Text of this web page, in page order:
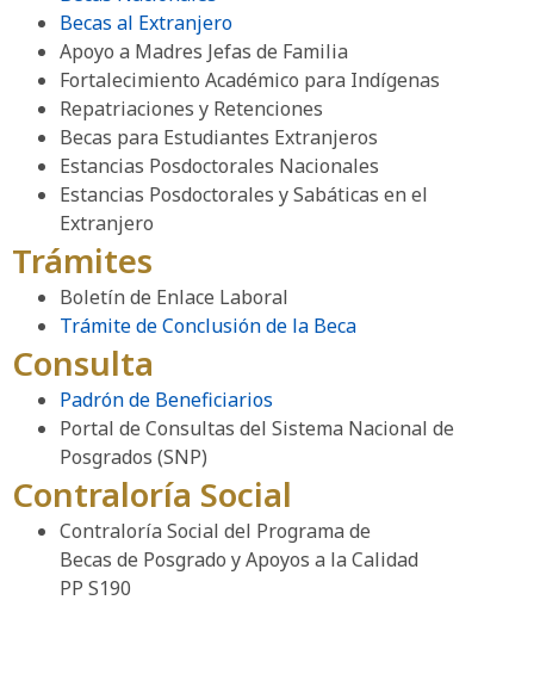
Becas al Extranjero
Apoyo a Madres Jefas de Familia
Fortalecimiento Académico para Indígenas
Repatriaciones y Retenciones
Becas para Estudiantes Extranjeros
Estancias Posdoctorales Nacionales
Estancias Posdoctorales y Sabáticas en el
Extranjero
Trámites
Boletín de Enlace Laboral
Trámite de Conclusión de la Beca
Consulta
Padrón de Beneficiarios
Portal de Consultas del Sistema Nacional de
Posgrados (SNP)
Contraloría Social
Contraloría Social del Programa de
Becas de Posgrado y Apoyos a la Calidad
PP S190